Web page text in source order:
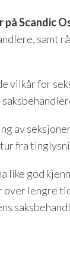
på Scandic
samt
vilkårfor
av
fra
like god
over